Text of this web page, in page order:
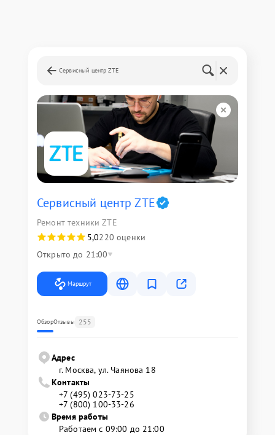
Сервисный центр ZTE
Сервисный центр ZTE
Ремонт техники ZTE
5,0220 оценки
Открыто до 21:00
Маршрут
ОбзорОтзывы 255
Адрес
г. Москва, ул. Чаянова 18
Контакты
+7 (495) 023-73-25
+7 (800) 100-33-26
Время работы
Работаем с 09:00 до 21:00